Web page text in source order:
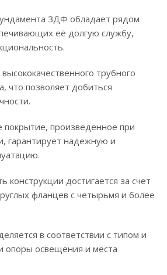
ЗДФ обладает рядом
её долгую службу,
трубного
что позволяет добиться
покрытие, произведенное при
гарантирует надежную и
конструкции достигается за счет
фланцев с четырьмя и более
в соответствии с типом и
опоры освещения и места